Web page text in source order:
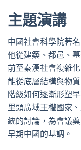
主題演講
中國社會科學院著
他從建築、都邑、
前至秦漢社會複雜
能從底層結構與物
階級如何逐漸形塑
里頭廣域王權國家
統的討論，為會議
早期中國的基調。